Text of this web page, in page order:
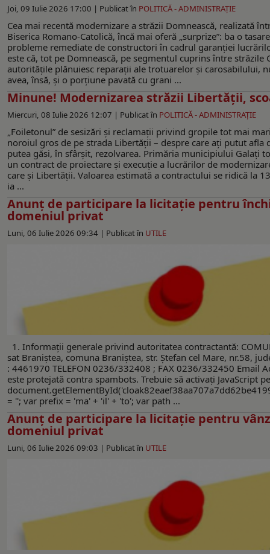
Joi, 09 Iulie 2026 17:00 | Publicat în POLITICĂ - ADMINISTRAŢIE
Cea mai recentă modernizare a străzii Domnească, realizată
Biserica Romano-Catolică, încă mai oferă „surprize”: ba o
probleme remediate de constructori în cadrul garanţiei
este că, tot pe Domnească, pe segmentul cuprins între străzile
autorităţile plănuiesc reparaţii ale trotuarelor şi carosabilului,
avea, însă, şi o porţiune pavată cu grani ...
Minune! Modernizarea străzii Libertății,
Miercuri, 08 Iulie 2026 12:07 | Publicat în POLITICĂ - ADMINISTRAŢIE
„Foiletonul” de sesizări şi reclamaţii privind gropile tot mai
noroiul gros de pe strada Libertății – despre care ați putut afla
putea găsi, în sfârșit, rezolvarea. Primăria municipiului Galați
un contract de proiectare și execuție a lucrărilor de
care și Libertății. Valoarea estimată a contractului se ridică la
ia ...
Anunț de participare la licitație pentru
domeniul privat
Luni, 06 Iulie 2026 09:34 | Publicat în UTILE
1. Informaţii generale privind autoritatea contractantă:
sat Braniştea, comuna Braniştea, str. Ştefan cel Mare, nr.58,
: 4461970 TELEFON 0236/332408 ; FAX 0236/332450 Email
este protejată contra spambots. Trebuie să activați JavaScript
= ''; var prefix = 'ma' + 'il' + 'to'; var path ...
Anunț de participare la licitație pentru
domeniul privat
Luni, 06 Iulie 2026 09:03 | Publicat în UTILE